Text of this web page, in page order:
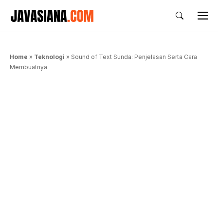
Home » Teknologi » Sound of Text Sunda: Penjelasan Serta Cara
Membuatnya